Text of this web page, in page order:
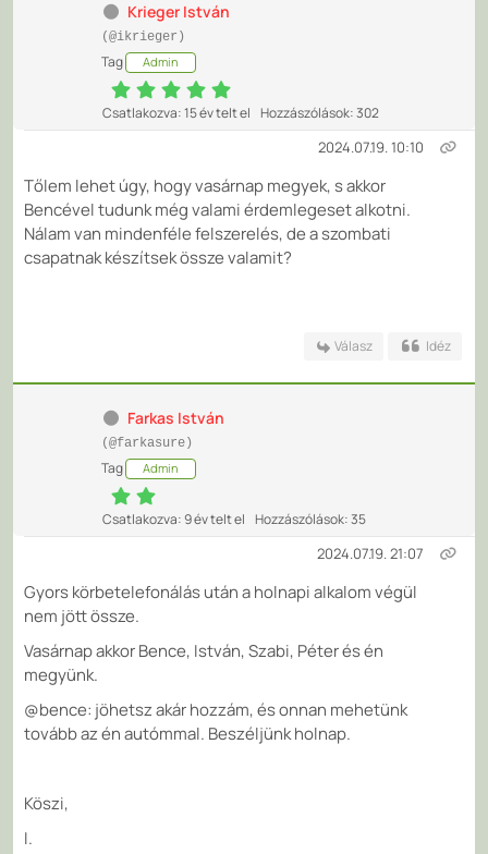
Krieger István
(@ikrieger)
Tag Admin
Csatlakozva: 15 év telt el Hozzászólások: 302
2024.07.19. 10:10
Tőlem lehet úgy, hogy vasárnap megyek, s akkor
Bencével tudunk még valami érdemlegeset alkotni.
Nálam van mindenféle felszerelés, de a szombati
csapatnak készítsek össze valamit?
Válasz Idéz
Farkas István
(@farkasure)
Tag Admin
Csatlakozva: 9 év telt el Hozzászólások: 35
2024.07.19. 21:07
Gyors körbetelefonálás után a holnapi alkalom végül
nem jött össze.
Vasárnap akkor Bence, István, Szabi, Péter és én
megyünk.
@bence: jöhetsz akár hozzám, és onnan mehetünk
tovább az én autómmal. Beszéljünk holnap.
Köszi,
I.